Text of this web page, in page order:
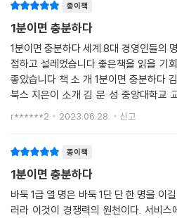
--- p.120 「마쓰시타 고노스케의 한마디」
나는 욕망이 살아가는 힘이라고 생각한
제대로 돌아가지 않을 것이다.
--- p.129 「마쓰시타 고노스케의 한마디
신이 손을 뻗어 도와주고 싶을 정도로 일
못하는 일이 있다면 그것은 지금의 자신
라면 가능하다고 미래진행형으로 생각하
--- p.171 「이나모리 가즈오」중에서
아마존, 제프 베조스
나는 주창자가 더 좋은 제품을 만든다고
다. 주창자에게는 어떤 일이 단순한 사업
돼야 하지만 그게 전부가 아니다. 주창자
치는 일을 한다. 가장 중요한 것은 고객에
의 목표는 세계에서 가장 고객 중심적인
내가 설립자라면 하고 싶지 않은 구차한
고 싫은 업무를 하지 않는다면 그 기업은
무도 무시하지 말아야 한다. 지금까지 한
끊임없이 생각하는 피드백 시스템을 갖추
종이책
1분이면 충분하다
1분이면 충분하다 세계 8대 경영인들의 명언이 담긴 책을
접하고 설레었습니다 좋은책을 읽을 기회가 있어서 너무
좋았습니다 책 소 개 1분이면 충분하다 김문성 엮음 스타
북스 지은이 소개 김 문 성 중앙대학교 교육학과를 졸업
미국에서 어학연수를 마쳤으며 귀국한뒤 출판사, 잡지사
r******2 2023.06.28. 신고
종이책
1분이면 충분하다
바둑 1급 열 명은 바둑 1단 단 한 명을 이길 수 없다. 기술과 지
러라 이것이 경쟁력의 원천이다. 서비스에서 가장 중요한 것은 기술력을